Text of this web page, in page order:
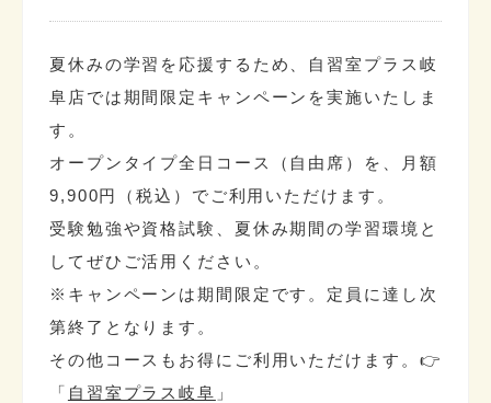
夏休みの学習を応援するため、
自習室プラス岐
阜店では期間限定キャンペーンを実施いたしま
す。
オープンタイプ全日コース
（自由席）を、月額
9,900円（税込）でご利用いただけます。
受験勉強や資格試験、夏休み期間の学習環境と
してぜひご活用ください。
※キャンペーンは期間限定です。定員に達し次
第終了となります。
その他コースもお得にご利用いただけます。👉
「 自習室プラス岐阜 」